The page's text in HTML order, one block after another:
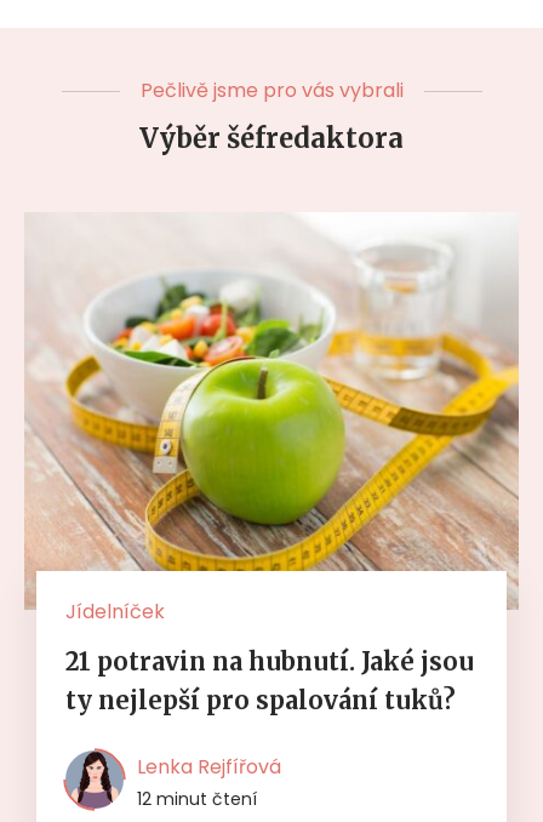
Pečlivě jsme pro vás vybrali
Výběr šéfredaktora
Jídelníček
21 potravin na hubnutí. Jaké jsou
ty nejlepší pro spalování tuků?
Lenka Rejfířová
12 minut čtení